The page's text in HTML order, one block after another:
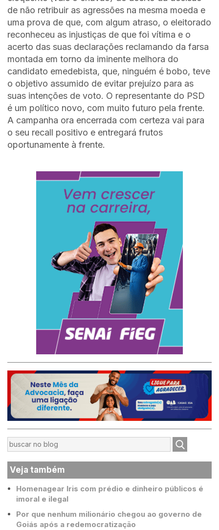
de não retribuir as agressões na mesma moeda e
uma prova de que, com algum atraso, o eleitorado
reconheceu as injustiças de que foi vítima e o
acerto das suas declarações reclamando da farsa
montada em torno da iminente melhora do
candidato emedebista, que, ninguém é bobo, teve
o objetivo assumido de evitar prejuízo para as
suas intenções de voto. O representante do PSD
é um político novo, com muito futuro pela frente.
A campanha ora encerrada com certeza vai para
o seu recall positivo e entregará frutos
oportunamente à frente.
Veja também
Homenagear Iris com prédio e dinheiro públicos é
imoral e ilegal
Por que nenhum milionário chegou ao governo de
Goiás após a redemocratização